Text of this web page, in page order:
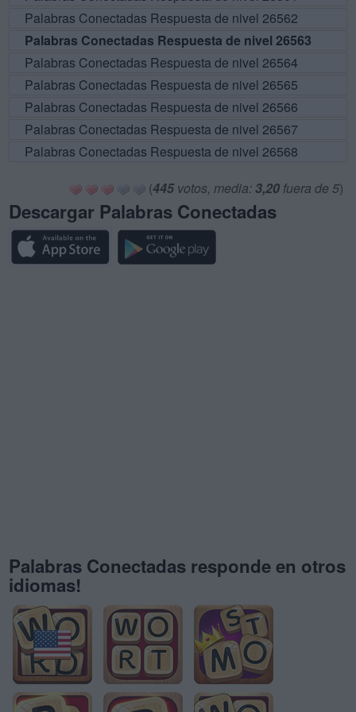
Palabras Conectadas Respuesta de nivel 26562
Palabras Conectadas Respuesta de nivel 26563
Palabras Conectadas Respuesta de nivel 26564
Palabras Conectadas Respuesta de nivel 26565
Palabras Conectadas Respuesta de nivel 26566
Palabras Conectadas Respuesta de nivel 26567
Palabras Conectadas Respuesta de nivel 26568
(445votos, media: 3,20 fuera de 5)
Descargar Palabras Conectadas
Palabras Conectadas responde en otros
idiomas!